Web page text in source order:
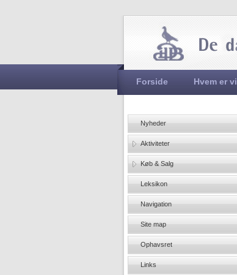
Hovedmenu
Forside Hvem er vi
Nyheder
Aktiviteter
Køb & Salg
Leksikon
Navigation
Site map
Ophavsret
Links